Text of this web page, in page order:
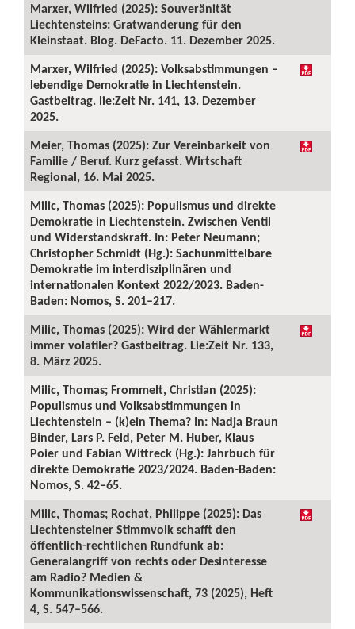
Marxer, Wilfried (2025): Souveränität
Liechtensteins: Gratwanderung für den
Kleinstaat. Blog. DeFacto. 11. Dezember 2025.
Marxer, Wilfried (2025): Volksabstimmungen –
lebendige Demokratie in Liechtenstein.
Gastbeitrag. lie:Zeit Nr. 141, 13. Dezember
2025.
Meier, Thomas (2025): Zur Vereinbarkeit von
Familie / Beruf. Kurz gefasst. Wirtschaft
Regional, 16. Mai 2025.
Milic, Thomas (2025): Populismus und direkte
Demokratie in Liechtenstein. Zwischen Ventil
und Widerstandskraft. In: Peter Neumann;
Christopher Schmidt (Hg.): Sachunmittelbare
Demokratie im interdisziplinären und
internationalen Kontext 2022/2023. Baden-
Baden: Nomos, S. 201–217.
Milic, Thomas (2025): Wird der Wählermarkt
immer volatiler? Gastbeitrag. Lie:Zeit Nr. 133,
8. März 2025.
Milic, Thomas; Frommelt, Christian (2025):
Populismus und Volksabstimmungen in
Liechtenstein – (k)ein Thema? In: Nadja Braun
Binder, Lars P. Feld, Peter M. Huber, Klaus
Poier und Fabian Wittreck (Hg.): Jahrbuch für
direkte Demokratie 2023/2024. Baden-Baden:
Nomos, S. 42–65.
Milic, Thomas; Rochat, Philippe (2025): Das
Liechtensteiner Stimmvolk schafft den
öffentlich-rechtlichen Rundfunk ab:
Generalangriff von rechts oder Desinteresse
am Radio? Medien &
Kommunikationswissenschaft, 73 (2025), Heft
4, S. 547–566.